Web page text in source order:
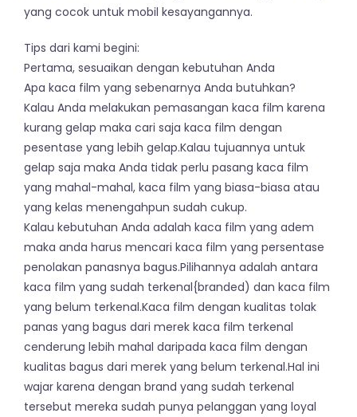
yang cocok untuk mobil kesayangannya.
Tips dari kami begini:
Pertama, sesuaikan dengan kebutuhan Anda
Apa kaca film yang sebenarnya Anda butuhkan?
Kalau Anda melakukan pemasangan kaca film karena
kurang gelap maka cari saja kaca film dengan
pesentase yang lebih gelap.Kalau tujuannya untuk
gelap saja maka Anda tidak perlu pasang kaca film
yang mahal-mahal, kaca film yang biasa-biasa atau
yang kelas menengahpun sudah cukup.
Kalau kebutuhan Anda adalah kaca film yang adem
maka anda harus mencari kaca film yang persentase
penolakan panasnya bagus.Pilihannya adalah antara
kaca film yang sudah terkenal{branded) dan kaca film
yang belum terkenal.Kaca film dengan kualitas tolak
panas yang bagus dari merek kaca film terkenal
cenderung lebih mahal daripada kaca film dengan
kualitas bagus dari merek yang belum terkenal.Hal ini
wajar karena dengan brand yang sudah terkenal
tersebut mereka sudah punya pelanggan yang loyal